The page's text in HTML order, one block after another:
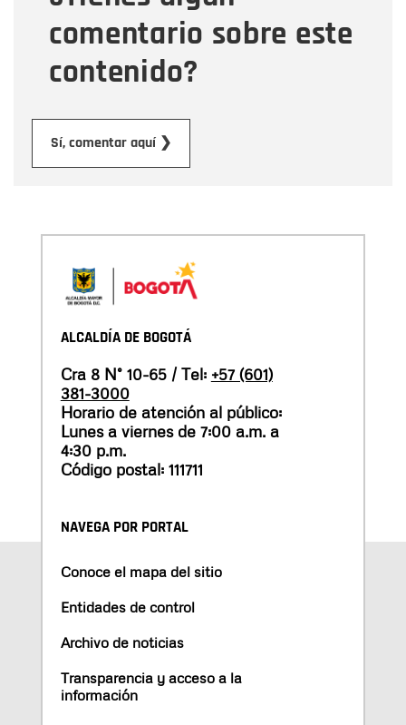
comentario sobre este
contenido?
Sí, comentar aquí ❯
ALCALDÍA DE BOGOTÁ
Cra 8 N° 10-65 / Tel: +57 (601)
381-3000
Horario de atención al público:
Lunes a viernes de 7:00 a.m. a
4:30 p.m.
Código postal: 111711
NAVEGA POR PORTAL
Conoce el mapa del sitio
Entidades de control
Archivo de noticias
Transparencia y acceso a la
información